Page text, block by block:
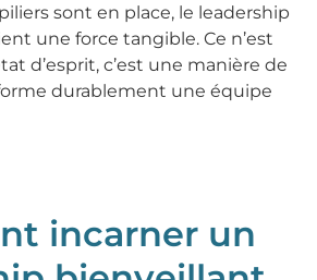
sont en place, le leadership
une force tangible. Ce n’est
d’esprit, c’est une manière de
durablement une équipe
incarner un